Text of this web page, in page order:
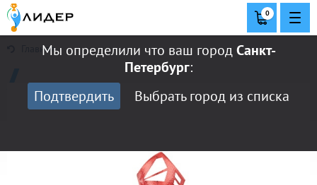
Мы определили что ваш городСанкт-
Петербург:
Подтвердить
Выбрать город из списка
0
Главная